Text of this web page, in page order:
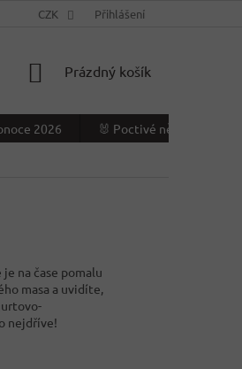
VÝDEJNÍ MÍSTO
CZK Přihlášení
NÁKUPNÍ
Prázdný košík
2026
🐰 Poctivé německé
na čase pomalu
masa a uvidíte,
nejdříve!